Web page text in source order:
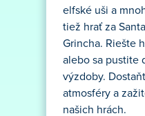
elfské uši a
tiež hrať za
Grincha. Riešte
alebo sa pustite
výzdoby.
atmosféry a
našich hrách.